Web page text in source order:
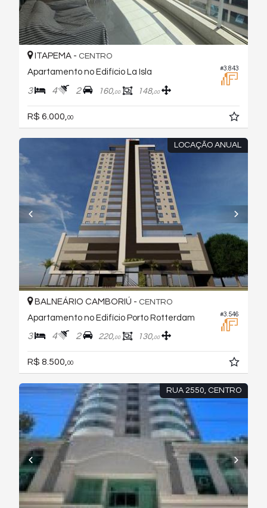
#3.843
ITAPEMA - CENTRO
Apartamento no Edifício La Isla
3 4 2 160,00 148,00
R$ 6.000, 00
LOCAÇÃO ANUAL
#3.546
BALNEÁRIO CAMBORIÚ - CENTRO
Apartamento no Edifício Porto Rotterdam
3 4 2 220,00 130,00
R$ 8.500,00
RUA 2550, CENTRO